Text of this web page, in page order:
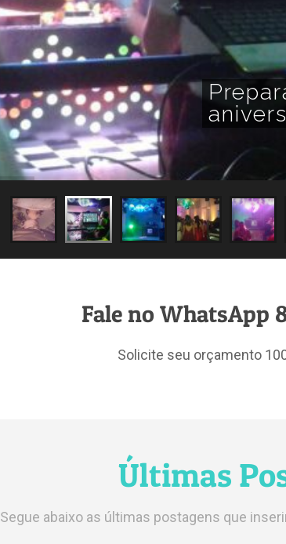
Fale no WhatsApp
Solicite seu orçamento
Últimas
Segue abaixo as últimas postagens que